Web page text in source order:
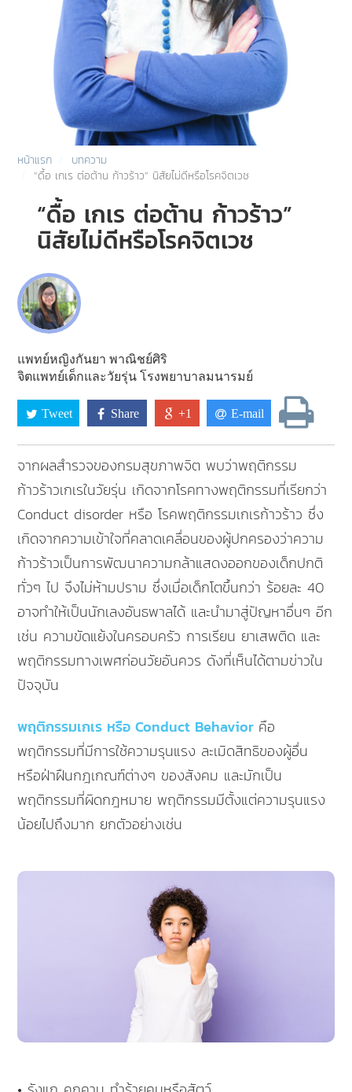
หน้าแรก
บทความ
“ดื้อ เกเร ต่อต้าน ก้าวร้าว” นิสัยไม่ดีหรือโรคจิตเวช
“ดื้อ เกเร ต่อต้าน ก้าวร้าว”
นิสัยไม่ดีหรือโรคจิตเวช
แพทย์หญิงกันยา พาณิชย์ศิริ
จิตแพทย์เด็กและวัยรุ่น โรงพยาบาลมนารมย์
Tweet Share +1 E-mail
จากผลสำรวจของกรมสุขภาพจิต พบว่าพฤติกรรม
ก้าวร้าวเกเรในวัยรุ่น เกิดจากโรคทางพฤติกรรมที่เรียกว่า
Conduct disorder หรือ โรคพฤติกรรมเกเรก้าวร้าว ซึ่ง
เกิดจากความเข้าใจที่คลาดเคลื่อนของผู้ปกครองว่าความ
ก้าวร้าวเป็นการพัฒนาความกล้าแสดงออกของเด็กปกติ
ทั่วๆ ไป จึงไม่ห้ามปราม ซึ่งเมื่อเด็กโตขึ้นกว่า ร้อยละ 40
อาจทำให้เป็นนักเลงอันธพาลได้ และนำมาสู่ปัญหาอื่นๆ อีก
เช่น ความขัดแย้งในครอบครัว การเรียน ยาเสพติด และ
พฤติกรรมทางเพศก่อนวัยอันควร ดังที่เห็นได้ตามข่าวใน
ปัจจุบัน
พฤติกรรมเกเร หรือ Conduct Behavior คือ
พฤติกรรมที่มีการใช้ความรุนแรง ละเมิดสิทธิของผู้อื่น
หรือฝ่าฝืนกฎเกณฑ์ต่างๆ ของสังคม และมักเป็น
พฤติกรรมที่ผิดกฎหมาย พฤติกรรมมีตั้งแต่ความรุนแรง
น้อยไปถึงมาก ยกตัวอย่างเช่น